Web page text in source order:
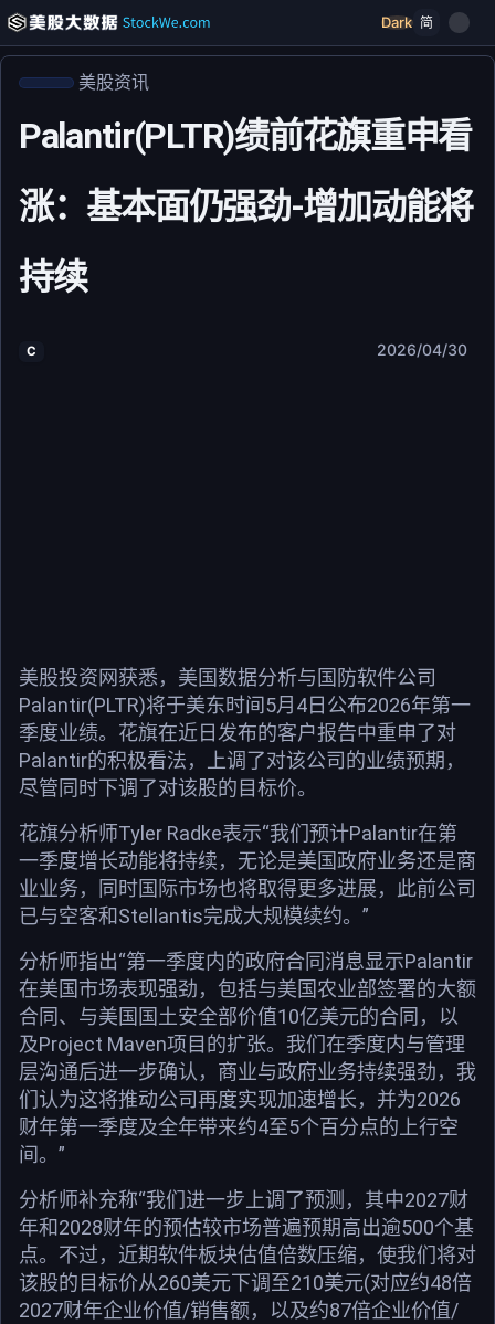
Dark 简
美股资讯
Palantir(PLTR)绩前花旗重申看
涨：基本面仍强劲-增加动能将
持续
C 2026/04/30
美股投资网获悉，美国数据分析与国防软件公司
Palantir(PLTR)将于美东时间5月4日公布2026年第一
季度业绩。花旗在近日发布的客户报告中重申了对
Palantir的积极看法，上调了对该公司的业绩预期，
尽管同时下调了对该股的目标价。
花旗分析师Tyler Radke表示“我们预计Palantir在第
一季度增长动能将持续，无论是美国政府业务还是商
业业务，同时国际市场也将取得更多进展，此前公司
已与空客和Stellantis完成大规模续约。”
分析师指出“第一季度内的政府合同消息显示Palantir
在美国市场表现强劲，包括与美国农业部签署的大额
合同、与美国国土安全部价值10亿美元的合同，以
及Project Maven项目的扩张。我们在季度内与管理
层沟通后进一步确认，商业与政府业务持续强劲，我
们认为这将推动公司再度实现加速增长，并为2026
财年第一季度及全年带来约4至5个百分点的上行空
间。”
分析师补充称“我们进一步上调了预测，其中2027财
年和2028财年的预估较市场普遍预期高出逾500个基
点。不过，近期软件板块估值倍数压缩，使我们将对
该股的目标价从260美元下调至210美元(对应约48倍
2027财年企业价值/销售额，以及约87倍企业价值/